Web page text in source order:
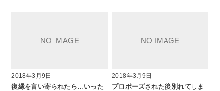
2018年3月9日
復縁を言い寄られたら…いった
2018年3月9日
プロポーズされた後別れてしま